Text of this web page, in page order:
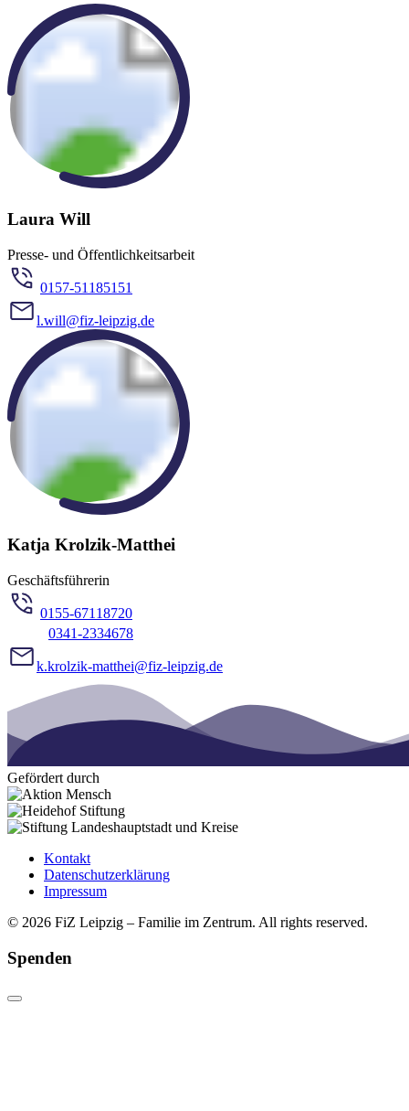
Laura Will
Presse- und Öffentlichkeitsarbeit
0157-51185151
l.will@fiz-leipzig.de
Katja Krolzik-Matthei
Geschäftsführerin
0155-67118720
0341-2334678
k.krolzik-matthei@fiz-leipzig.de
Gefördert durch
Kontakt
Datenschutzerklärung
Impressum
© 2026 FiZ Leipzig – Familie im Zentrum. All rights reserved.
Spenden